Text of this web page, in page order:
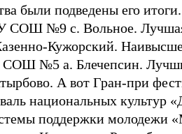
были подведены его
СОШ №9 с. Вольное.
Кужорский.
№5 а. Блечепсин.
А вот Гран-при
национальных культур
поддержки молодежи